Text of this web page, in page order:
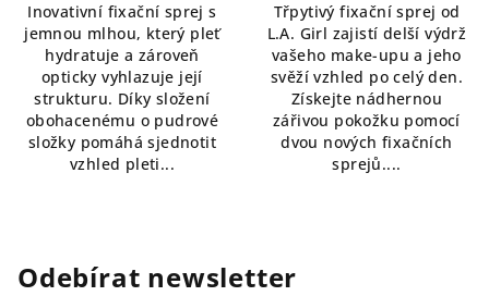
z
5
hvězdiček.
Inovativní fixační sprej s
jemnou mlhou, který pleť
hydratuje a zároveň
opticky vyhlazuje její
strukturu. Díky složení
obohacenému o pudrové
složky pomáhá sjednotit
vzhled pleti...
z
5
hvězdiček.
Třpytivý fixační sprej od
L.A. Girl zajistí delší výdrž
vašeho make-upu a jeho
svěží vzhled po celý den.
Získejte nádhernou
zářivou pokožku pomocí
dvou nových fixačních
sprejů....
Odebírat newsletter